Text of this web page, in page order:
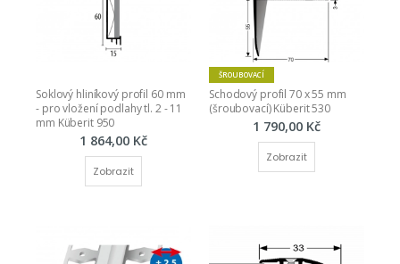
Soklový hliníkový profil 60 mm
- pro vložení podlahy tl. 2 - 11
mm Küberit 950
1 864,00 Kč
Zobrazit
ŠROUBOVACÍ
Schodový profil 70 x 55 mm
(šroubovací) Küberit 530
1 790,00 Kč
Zobrazit